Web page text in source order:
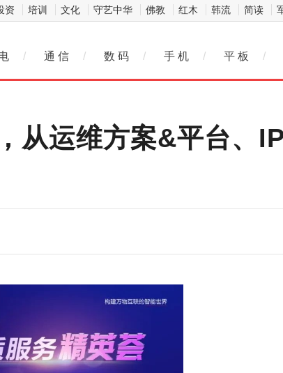
资 培训 文化 守艺中华 佛教 红木 韩流 简读
/ 通 信 / 数 码 / 手 机 / 平 板 /
从运维方案&平台、